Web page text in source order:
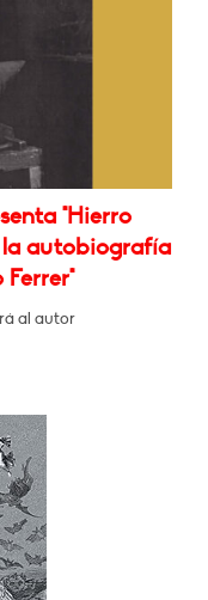
"Hierro
autobiografía
al autor